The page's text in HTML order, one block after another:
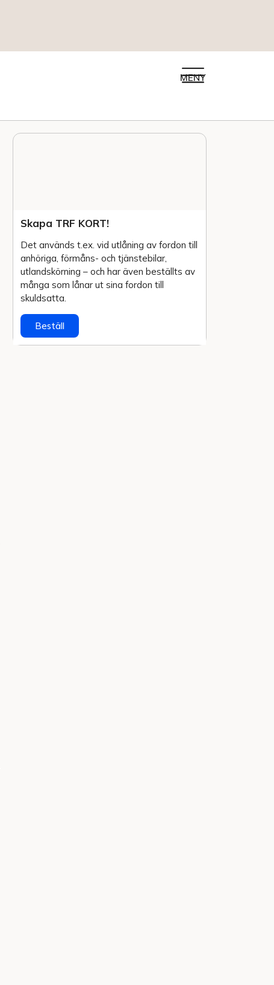
MENY
Skapa TRF KORT!
Det används t.ex. vid utlåning av fordon till
anhöriga, förmåns- och tjänstebilar,
utlands­körning – och har även beställts av
många som lånar ut sina fordon till
skuldsatta.
Beställ